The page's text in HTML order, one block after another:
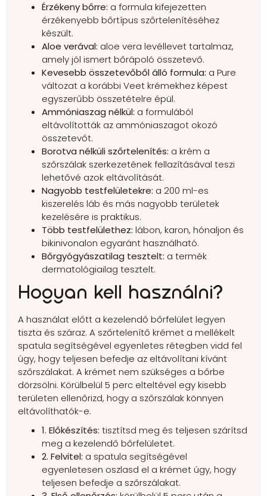
Érzékeny bőrre: a formula kifejezetten
érzékenyebb bőrtípus szőrtelenítéséhez
készült.
Aloe verával: aloe vera levéllevet tartalmaz,
amely jól ismert bőrápoló összetevő.
Kevesebb összetevőből álló formula: a Pure
változat a korábbi Veet krémekhez képest
egyszerűbb összetételre épül.
Ammóniaszag nélkül: a formulából
eltávolították az ammóniaszagot okozó
összetevőt.
Borotva nélküli szőrtelenítés: a krém a
szőrszálak szerkezetének fellazításával teszi
lehetővé azok eltávolítását.
Nagyobb testfelületekre: a 200 ml-es
kiszerelés láb és más nagyobb területek
kezelésére is praktikus.
Több testfelülethez: lábon, karon, hónaljon és
bikinivonalon egyaránt használható.
Bőrgyógyászatilag tesztelt: a termék
dermatológiailag tesztelt.
Hogyan kell használni?
A használat előtt a kezelendő bőrfelület legyen
tiszta és száraz. A szőrtelenítő krémet a mellékelt
spatula segítségével egyenletes rétegben vidd fel
úgy, hogy teljesen befedje az eltávolítani kívánt
szőrszálakat. A krémet nem szükséges a bőrbe
dörzsölni. Körülbelül 5 perc elteltével egy kisebb
területen ellenőrizd, hogy a szőrszálak könnyen
eltávolíthatók-e.
1. Előkészítés: tisztítsd meg és teljesen szárítsd
meg a kezelendő bőrfelületet.
2. Felvitel: a spatula segítségével
egyenletesen oszlasd el a krémet úgy, hogy
teljesen befedje a szőrszálakat.